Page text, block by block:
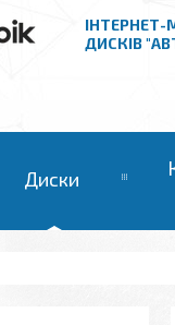
ДИСКІВ
Диски